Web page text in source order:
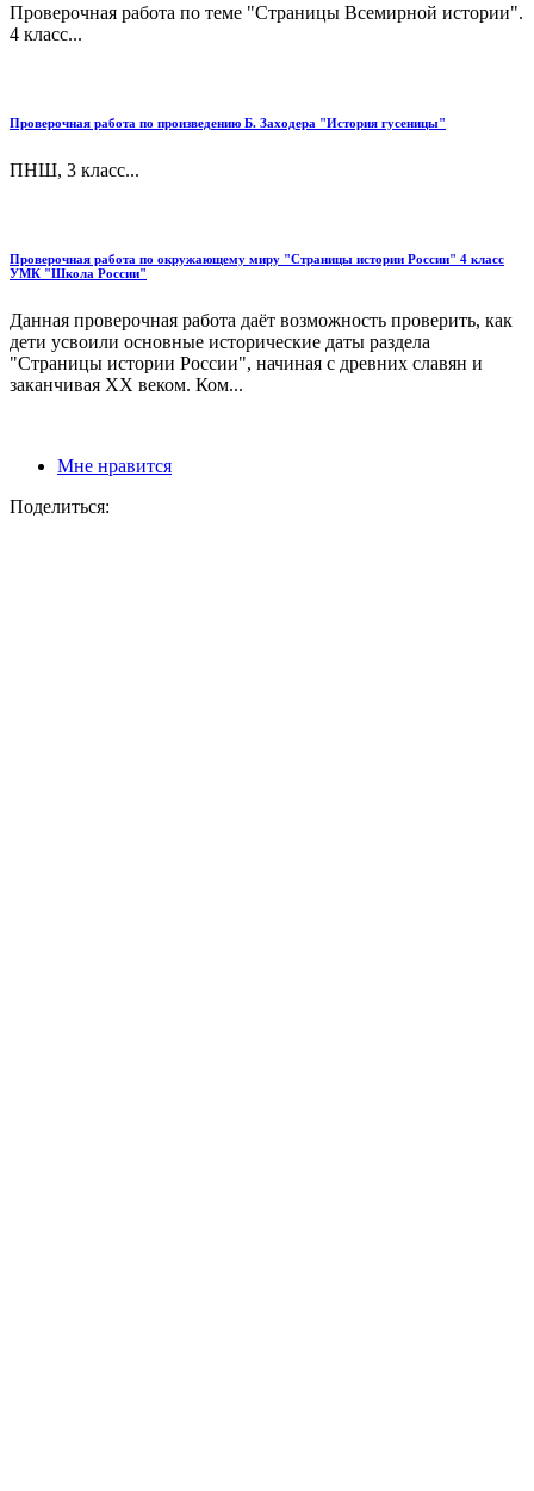
Проверочная работа по теме "Страницы Всемирной истории".
4 класс...
Проверочная работа по произведению Б. Заходера "История гусеницы"
ПНШ, 3 класс...
Проверочная работа по окружающему миру "Страницы истории России" 4 класс
УМК "Школа России"
Данная проверочная работа даёт возможность проверить, как
дети усвоили основные исторические даты раздела
"Страницы истории России", начиная с древних славян и
заканчивая XX веком. Ком...
Мне нравится
Поделиться: